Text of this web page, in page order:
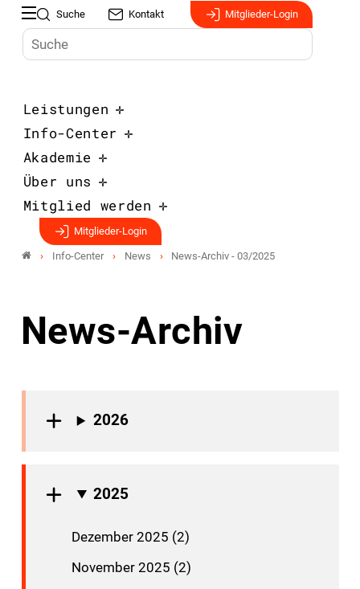
Suche Kontakt Mitglieder-Login
Leistungen
Info-Center
Akademie
Über uns
Mitglied werden
Mitglieder-Login
Info-Center News News-Archiv - 03/2025
News-Archiv
2026
2025
Dezember 2025 (2)
November 2025 (2)